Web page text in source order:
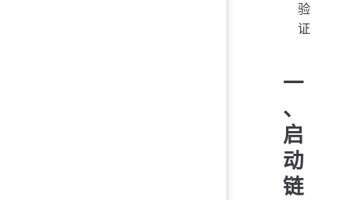
验
证
一
、
启
动
链